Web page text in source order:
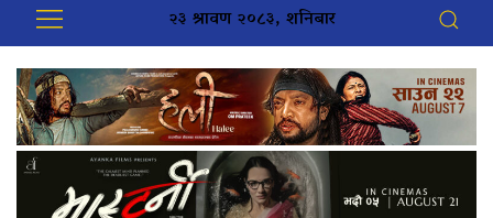
२३ श्रावण २०८३, शनिबार